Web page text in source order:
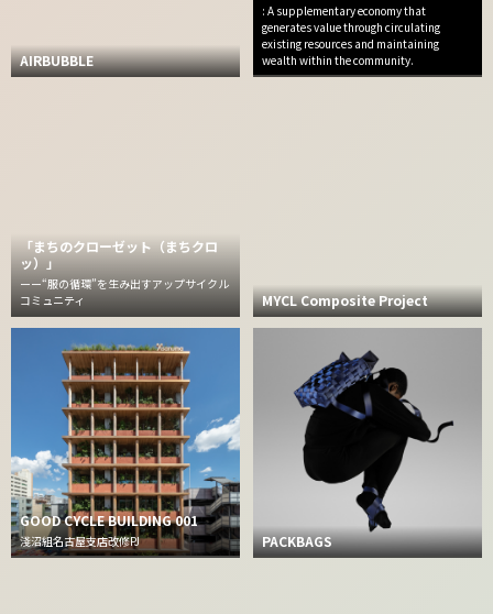
AIRBUBBLE
: A supplementary economy that
generates value through circulating
existing resources and maintaining
wealth within the community.
「まちのクローゼット（まちクロ
ッ）」
ーー“服の循環”を生み出すアップサイクル
コミュニティ
MYCL Composite Project
GOOD CYCLE BUILDING 001
淺沼組名古屋支店改修PJ PACKBAGS